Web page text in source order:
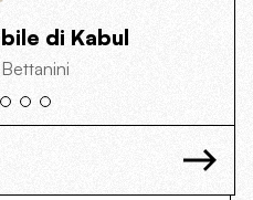
di Kabul